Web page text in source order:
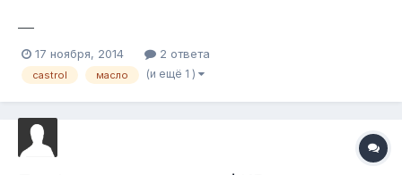
17 ноября, 2014 2 ответа
castrol масло (и ещё 1 )